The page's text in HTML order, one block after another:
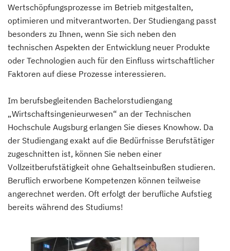
Wertschöpfungsprozesse im Betrieb mitgestalten,
optimieren und mitverantworten. Der Studiengang passt
besonders zu Ihnen, wenn Sie sich neben den
technischen Aspekten der Entwicklung neuer Produkte
oder Technologien auch für den Einfluss wirtschaftlicher
Faktoren auf diese Prozesse interessieren.
Im berufsbegleitenden Bachelorstudiengang
„Wirtschaftsingenieurwesen“ an der Technischen
Hochschule Augsburg erlangen Sie dieses Knowhow. Da
der Studiengang exakt auf die Bedürfnisse Berufstätiger
zugeschnitten ist, können Sie neben einer
Vollzeitberufstätigkeit ohne Gehaltseinbußen studieren.
Beruflich erworbene Kompetenzen können teilweise
angerechnet werden. Oft erfolgt der berufliche Aufstieg
bereits während des Studiums!